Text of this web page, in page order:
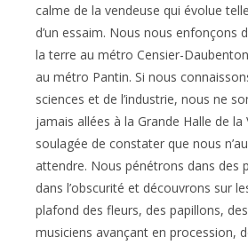
calme de la vendeuse qui évolue
d’un essaim. Nous nous enfonçons
la terre au métro Censier-
au métro Pantin. Si nous
sciences et de l’industrie, nous ne
jamais allées à la Grande Halle de la
soulagée de constater que nous
attendre. Nous pénétrons dans des
dans l’obscurité et découvrons sur
plafond des fleurs, des papillons,
musiciens avançant en procession,